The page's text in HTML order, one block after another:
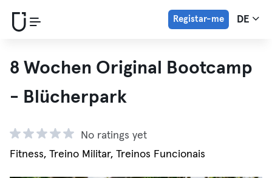
Registar-me DE
8 Wochen Original Bootcamp
- Blücherpark
No ratings yet
Fitness, Treino Militar, Treinos Funcionais